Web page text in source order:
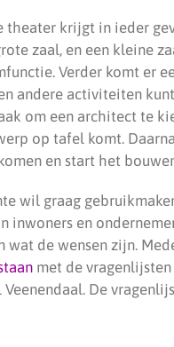
theater krijgt in ieder
zaal, en een kleine
Verder komt er
andere activiteiten
om een architect te
op tafel komt.
en start het
wil graag
inwoners en
wat de wensen zijn.
met de vragenlijsten
De